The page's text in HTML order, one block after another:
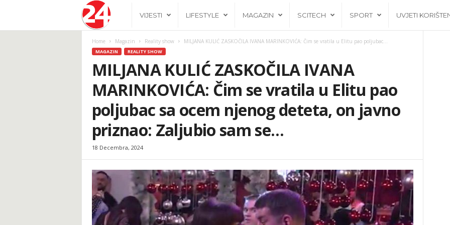
b
a
VIJESTI LIFESTYLE MAGAZIN SCITECH SPORT UVJETI
Home Magazin Reality show MILJANA KULIĆ ZASKOČILA IVANA MARINKOVIĆA: Čim se vratila u Elitu pao poljubac...
MAGAZIN REALITY SHOW
MILJANA KULIĆ ZASKOČILA IVANA
MARINKOVIĆA: Čim se vratila u Elitu pao
poljubac sa ocem njenog deteta, on javno
priznao: Zaljubio sam se…
18 Decembra, 2024